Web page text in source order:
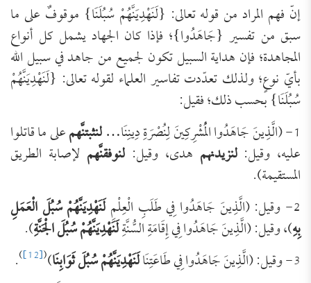
إنّ فهم المراد من قوله تعالى: {لَنَهْدِيَنَّهُمْ سُبُلَنَا} موقوفٌ على ما
سبق من تفسير {جَاهَدُوا}؛ فإذا كان الجهاد يشمل كل أنواع
المجاهدة؛ فإن هداية السبيل تكون لجميع من جاهد في سبيل الله
بأيّ نوعٍ؛ ولذلك تعدّدت تفاسير العلماء لقوله تعالى: {لَنَهْدِيَنَّهُمْ
سُبُلَنَا} بحسب ذلك؛ فقيل:
1- (الَّذِينَ جَاهَدُوا الْمُشْرِكِينَ لِنُصْرَةِ دِينِنَا…
لنثبتنَّهمعلى ما قاتلوا
عليه، وقيل:لنزيدنهم هدى، وقيل: لنوفقنَّهم لإصابة الطريق
المستقيمة).
2- وقيل: (الَّذِينَ جَاهَدُوا فِي طَلَبِ الْعِلْمِ
لَنَهْدِيَنَّهُمْ سُبُلَ الْعَمَلِ
بِهِ)، وقيل: (الَّذِينَ جَاهَدُوا فِي إِقَامَةِ السُّنَّةِلَنَهْدِيَنَّهُمْ سُبُلَ الْجَنَّةِ).
3- وقيل: (الَّذِينَ جَاهَدُوا فِي طَاعَتِنَا
لَنَهْدِيَنَّهُمْ سُبُلَ ثَوَابِنَا)
(
[12]
)
.